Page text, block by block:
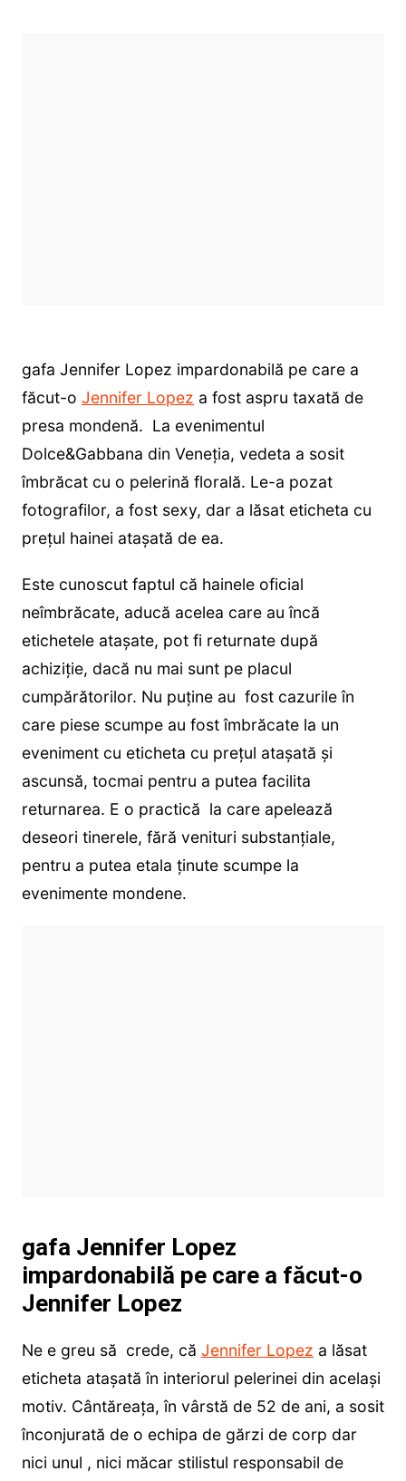
gafa Jennifer Lopez impardonabilă pe care a
făcut-o Jennifer Lopez a fost aspru taxată de
presa mondenă. La evenimentul
Dolce&Gabbana din Veneția, vedeta a sosit
îmbrăcat cu o pelerină florală. Le-a pozat
fotografilor, a fost sexy, dar a lăsat eticheta cu
prețul hainei atașată de ea.
Este cunoscut faptul că hainele oficial
neîmbrăcate, aducă acelea care au încă
etichetele atașate, pot fi returnate după
achiziție, dacă nu mai sunt pe placul
cumpărătorilor. Nu puține au fost cazurile în
care piese scumpe au fost îmbrăcate la un
eveniment cu eticheta cu prețul atașată și
ascunsă, tocmai pentru a putea facilita
returnarea. E o practică la care apelează
deseori tinerele, fără venituri substanțiale,
pentru a putea etala ținute scumpe la
evenimente mondene.
gafa Jennifer Lopez
impardonabilă pe care a făcut-o
Jennifer Lopez
Ne e greu să crede, că Jennifer Lopez a lăsat
eticheta atașată în interiorul pelerinei din același
motiv. Cântăreața, în vârstă de 52 de ani, a sosit
înconjurată de o echipa de gărzi de corp dar
nici unul , nici măcar stilistul responsabil de